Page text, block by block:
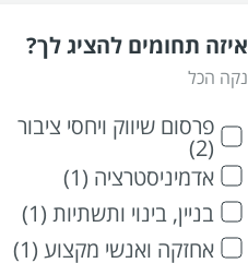
איזה תחומים להציג לך?
נקה הכל
פרסום שיווק ויחסי ציבור
(2)
אדמיניסטרציה (1)
בניין, בינוי ותשתיות (1)
אחזקה ואנשי מקצוע (1)